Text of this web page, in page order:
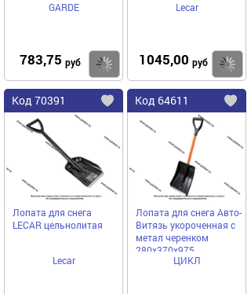
GARDE
783,75 руб Купить
Lecar
1045,00 руб
Код 70391
Добавить
избранное
Лопата для снега
LECAR цельнолитая
Lecar
Код 64611
Лопата для снега Авто-
Витязь укороченная с
метал черенком
280х370х975
ЦИКЛ